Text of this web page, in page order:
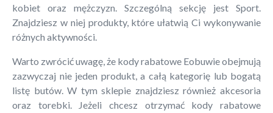
kobiet oraz mężczyzn. Szczególną sekcję jest Sport.
Znajdziesz w niej produkty, które ułatwią Ci wykonywanie
różnych aktywności.
Warto zwrócić uwagę, że kody rabatowe Eobuwie obejmują
zazwyczaj nie jeden produkt, a całą kategorię lub bogatą
listę butów. W tym sklepie znajdziesz również akcesoria
oraz torebki. Jeżeli chcesz otrzymać kody rabatowe